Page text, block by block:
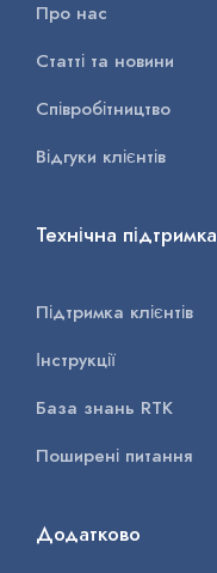
Про нас
Статті та новини
Співробітництво
Відгуки клієнтів
Технічна підтримка
Підтримка клієнтів
Інструкції
База знань RTK
Поширені питання
Додатково